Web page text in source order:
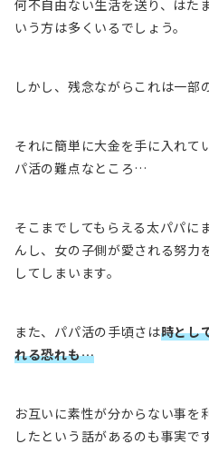
何不自由ない生活を送り、はた
いう方は多くいるでしょう。
しかし、残念ながらこれは一
それに簡単に大金を手に入れて
パ活の難点 なところ…
そこまでしてもらえる太パパに
んし、女の子側が愛される努力
してしまいます。
また、パパ活の手頃さは時とし
れる恐れも…
お互いに素性が分からない事を
したという話があるのも事実です